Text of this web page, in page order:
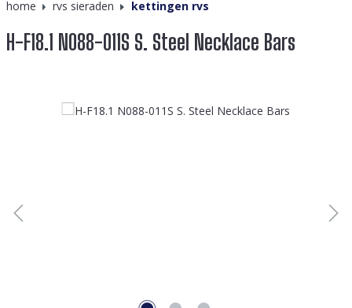
home rvs sieraden kettingen rvs
H-F18.1 N088-011S S. Steel Necklace Bars
Afbeeldingengalerij overslaan